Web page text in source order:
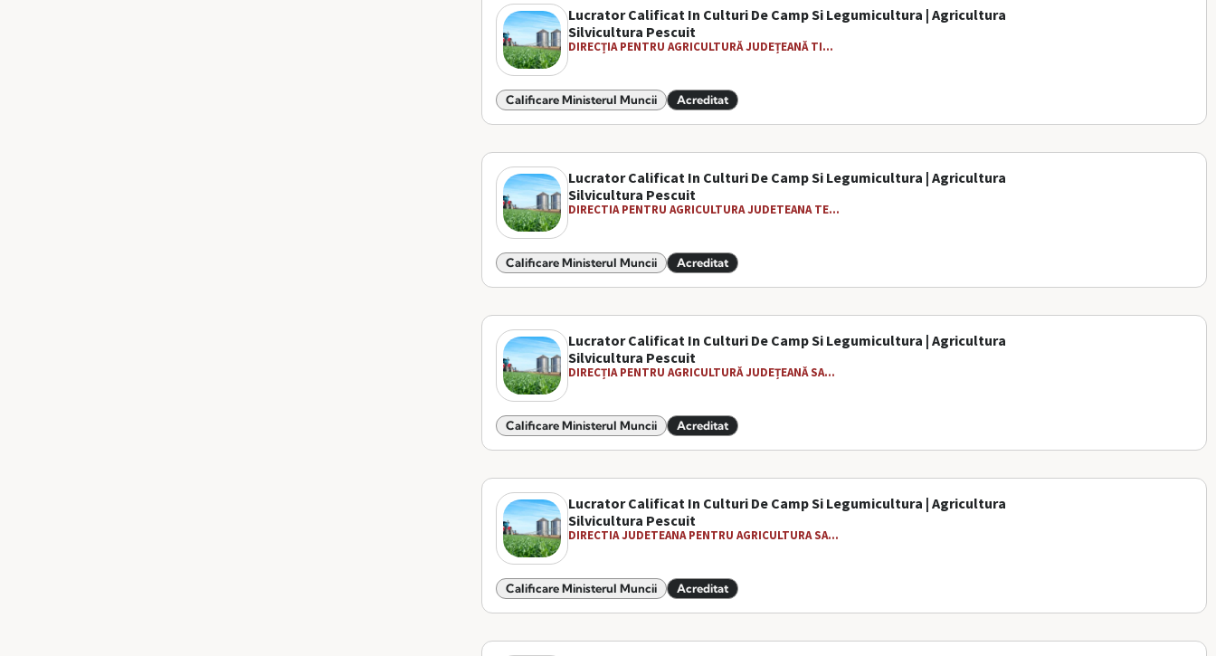
Lucrator Calificat In Culturi De Camp Si Legumicultura | Agricultura
Silvicultura Pescuit
DIRECȚIA PENTRU AGRICULTURĂ JUDEȚEANĂ TI...
Calificare Ministerul Muncii Acreditat
Lucrator Calificat In Culturi De Camp Si Legumicultura | Agricultura
Silvicultura Pescuit
DIRECTIA PENTRU AGRICULTURA JUDETEANA TE...
Calificare Ministerul Muncii Acreditat
Lucrator Calificat In Culturi De Camp Si Legumicultura | Agricultura
Silvicultura Pescuit
DIRECȚIA PENTRU AGRICULTURĂ JUDEȚEANĂ SA...
Calificare Ministerul Muncii Acreditat
Lucrator Calificat In Culturi De Camp Si Legumicultura | Agricultura
Silvicultura Pescuit
DIRECTIA JUDETEANA PENTRU AGRICULTURA SA...
Calificare Ministerul Muncii Acreditat